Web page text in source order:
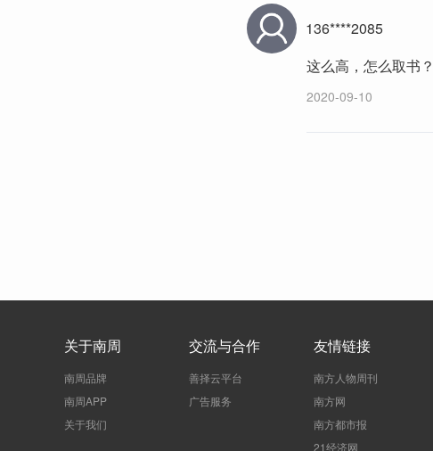
136****2085
这么高，怎么取书？
2020-09-10
关于南周
南周品牌
南周APP
关于我们
交流与合作
善择云平台
广告服务
友情链接
南方人物周刊
南方网
南方都市报
21经济网